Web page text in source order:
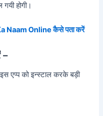
होगी।
Naam Online कैसे पता करें
–
एप्प को इन्स्टाल करके बड़ी